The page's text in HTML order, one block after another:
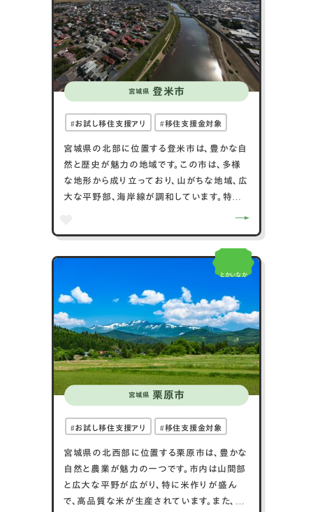
宮城県 登米市
お試し移住支援アリ 移住支援金対象
宮城県の北部に位置する登米市は、豊かな自
然と歴史が魅力の地域です。この市は、多様
な地形から成り立っており、山がちな地域、広
大な平野部、海岸線が調和しています。特に、
みが残り、文化遺産としての価値も高いです。
地元の祭りや行事も活発で、地域の伝統と文
化を今に伝える重要な役割を果たしていま
す。登米市はその自然の美しさと豊かな歴史
により、住む人々や訪れる人々にとって魅力的
な場所です。
宮城県 栗原市
とかいなか
お試し移住支援アリ 移住支援金対象
宮城県の北西部に位置する栗原市は、豊かな
自然と農業が魅力の一つです。市内は山間部
と広大な平野が広がり、特に米作りが盛ん
で、高品質な米が生産されています。また、栗